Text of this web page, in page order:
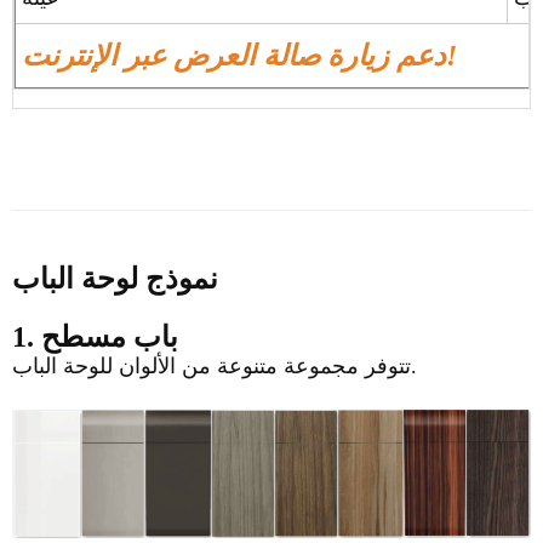
دعم زيارة صالة العرض عبر الإنترنت!
نموذج لوحة الباب
1. باب مسطح
تتوفر مجموعة متنوعة من الألوان للوحة الباب.